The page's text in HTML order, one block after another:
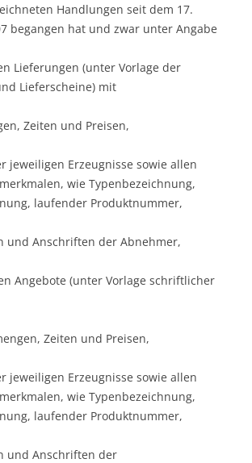
Handlungen seit dem 17.
begangen hat und zwar unter Angabe
Lieferungen (unter Vorlage der
Lieferscheine) mit
Zeiten und Preisen,
jeweiligen Erzeugnisse sowie allen
wie Typenbezeichnung,
laufender Produktnummer,
und Anschriften der Abnehmer,
Angebote (unter Vorlage schriftlicher
Zeiten und Preisen,
jeweiligen Erzeugnisse sowie allen
wie Typenbezeichnung,
laufender Produktnummer,
und Anschriften der